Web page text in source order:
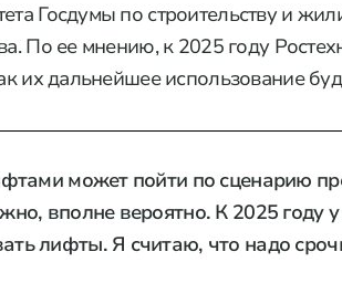
Госдумы по строительству и
По ее мнению, к 2025 году
их дальнейшее использование
может пойти по сценарию
вполне вероятно. К 2025 году
лифты. Я считаю, что надо